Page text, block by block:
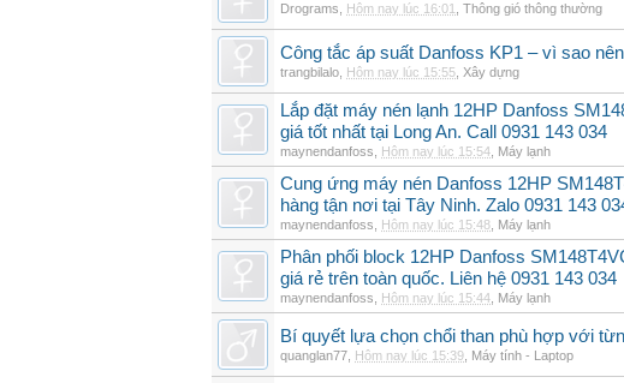
Drograms Hôm nay lúc 16:01 Thông gió thông thường
Công tắc áp suất Danfoss KP1 – vì sao
trangbilalo Hôm nay lúc 15:55 Xây dựng
Lắp đặt máy nén lạnh 12HP Danfoss
giá tốt nhất tại Long An. Call 0931 143 034
maynendanfoss Hôm nay lúc 15:54 Máy lạnh
Cung ứng máy nén Danfoss 12HP
hàng tận nơi tại Tây Ninh. Zalo 0931 143
maynendanfoss Hôm nay lúc 15:48 Máy lạnh
Phân phối block 12HP Danfoss
giá rẻ trên toàn quốc. Liên hệ 0931 143 034
maynendanfoss Hôm nay lúc 15:44 Máy lạnh
Bí quyết lựa chọn chổi than phù hợp với
quanglan77 Hôm nay lúc 15:39 Máy tính - Laptop